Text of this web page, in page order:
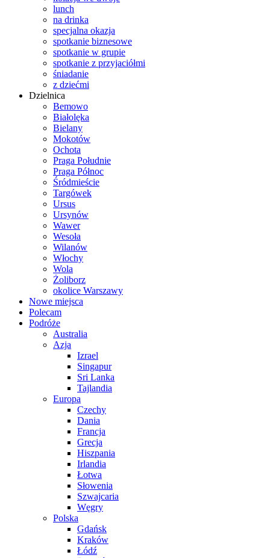
lunch
na drinka
specjalna okazja
spotkanie biznesowe
spotkanie w grupie
spotkanie z przyjaciółmi
śniadanie
z dziećmi
Dzielnica
Bemowo
Białolęka
Bielany
Mokotów
Ochota
Praga Południe
Praga Północ
Śródmieście
Targówek
Ursus
Ursynów
Wawer
Wesoła
Wilanów
Włochy
Wola
Żoliborz
okolice Warszawy
Nowe miejsca
Polecam
Podróże
Australia
Azja
Izrael
Singapur
Sri Lanka
Tajlandia
Europa
Czechy
Dania
Francja
Grecja
Hiszpania
Irlandia
Łotwa
Słowenia
Szwajcaria
Węgry
Polska
Gdańsk
Kraków
Łódź